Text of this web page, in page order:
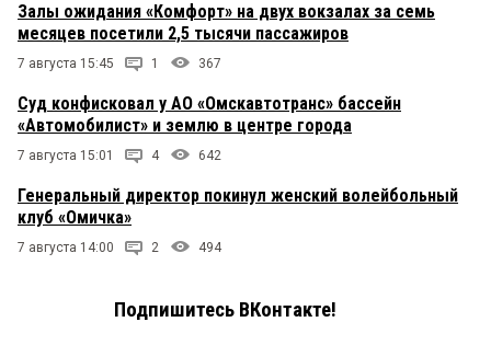
Залы ожидания «Комфорт» на двух вокзалах за семь
месяцев посетили 2,5 тысячи пассажиров
7 августа 15:45 1 367
Суд конфисковал у АО «Омскавтотранс» бассейн
«Автомобилист» и землю в центре города
7 августа 15:01 4 642
Генеральный директор покинул женский волейбольный
клуб «Омичка»
7 августа 14:00 2 494
Подпишитесь ВКонтакте!